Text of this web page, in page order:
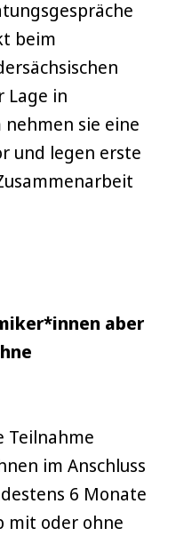
beim
Lage in
nehmen sie eine
und legen erste
aber
Teilnahme
im Anschluss
6 Monate
mit oder ohne